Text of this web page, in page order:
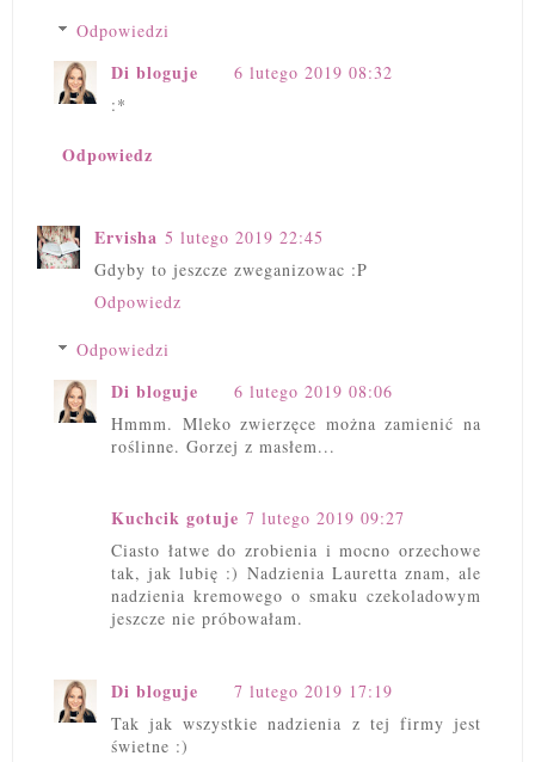
Odpowiedzi
Di bloguje
6 lutego 2019 08:32
:*
Odpowiedz
Ervisha 5 lutego 2019 22:45
Gdyby to jeszcze zweganizowac :P
Odpowiedz
Odpowiedzi
Di bloguje
6 lutego 2019 08:06
Hmmm. Mleko zwierzęce można zamienić na
roślinne. Gorzej z masłem...
Kuchcik gotuje 7 lutego 2019 09:27
Ciasto łatwe do zrobienia i mocno orzechowe
tak, jak lubię :) Nadzienia Lauretta znam, ale
nadzienia kremowego o smaku czekoladowym
jeszcze nie próbowałam.
Di bloguje
7 lutego 2019 17:19
Tak jak wszystkie nadzienia z tej firmy jest
świetne :)